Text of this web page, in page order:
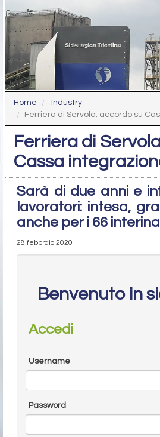
Home
Industry
Ferriera di Servola: accordo su
Ferriera di
Cassa
Sarà di due anni e
lavoratori: intesa,
anche per i 66
28 febbraio 2020
Benvenuto in
Accedi
Username
Password